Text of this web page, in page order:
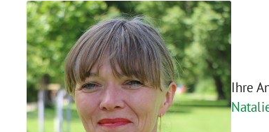
Ihre